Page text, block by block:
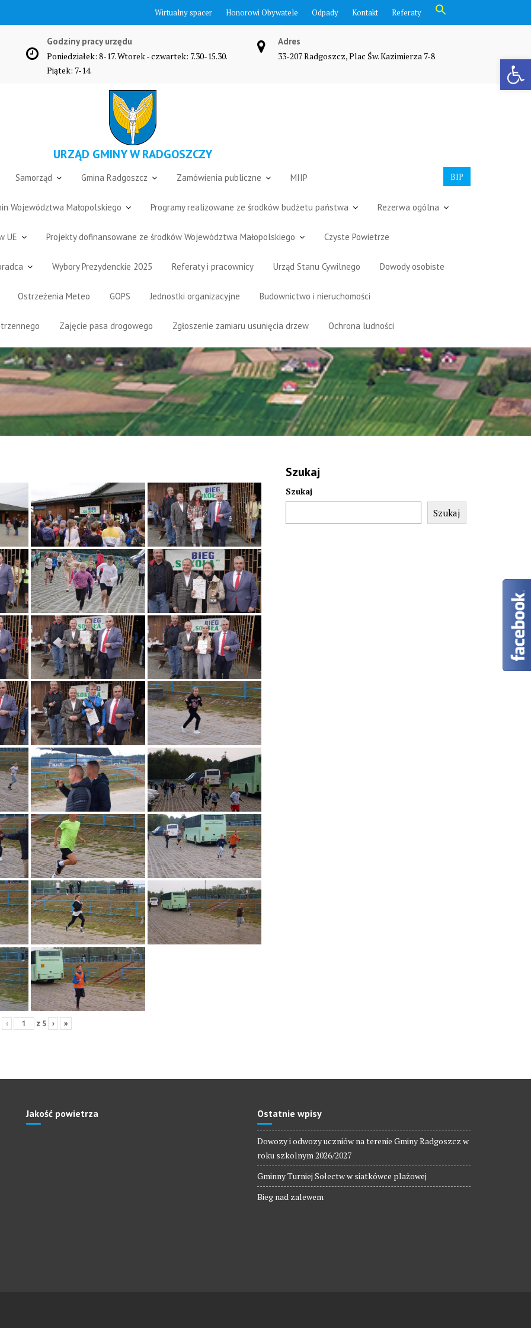
Otwórz pasek narzędzi
Wirtualny spacer Honorowi Obywatele Odpady Kontakt Referaty
Search Button
Godziny pracy urzędu
Poniedziałek: 8-17. Wtorek - czwartek: 7.30-15.30.
Piątek: 7-14.
Adres
33-207 Radgoszcz, Plac Św. Kazimierza 7-8
URZĄD GMINY W RADGOSZCZY
BIP
Samorząd Gmina Radgoszcz Zamówienia publiczne MIIP
Województwa Małopolskiego Programy realizowane ze środków budżetu państwa Rezerwa ogólna
UE Projekty dofinansowane ze środków Województwa Małopolskiego Czyste Powietrze
Wybory Prezydenckie 2025 Referaty i pracownicy Urząd Stanu Cywilnego Dowody osobiste
Ostrzeżenia Meteo GOPS Jednostki organizacyjne Budownictwo i nieruchomości
Zajęcie pasa drogowego Zgłoszenie zamiaru usunięcia drzew Ochrona ludności
‹ z 5 › »
Szukaj
Szukaj
Szukaj
Jakość powietrza Ostatnie wpisy
Dowozy i odwozy uczniów na terenie Gminy Radgoszcz w
roku szkolnym 2026/2027
Gminny Turniej Sołectw w siatkówce plażowej
Bieg nad zalewem